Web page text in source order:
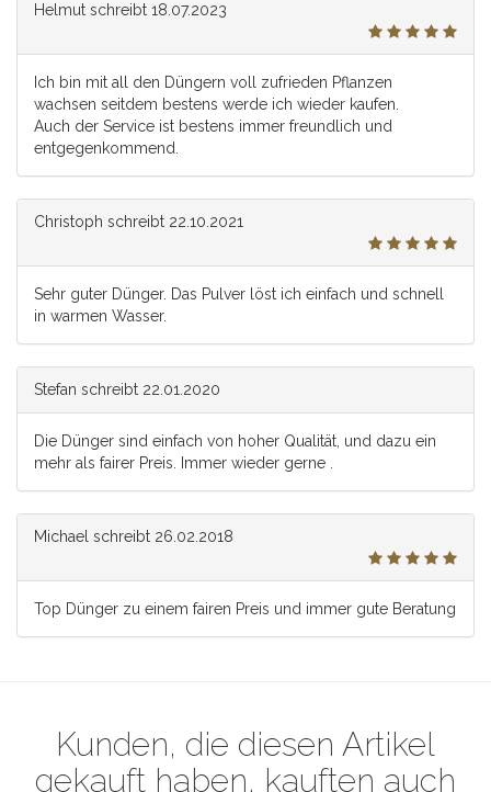
Helmut schreibt 18.07.2023
Ich bin mit all den Düngern voll zufrieden Pflanzen
wachsen seitdem bestens werde ich wieder kaufen.
Auch der Service ist bestens immer freundlich und
entgegenkommend.
Christoph schreibt 22.10.2021
Sehr guter Dünger. Das Pulver löst ich einfach und schnell
in warmen Wasser.
Stefan schreibt 22.01.2020
Die Dünger sind einfach von hoher Qualität, und dazu ein
mehr als fairer Preis. Immer wieder gerne .
Michael schreibt 26.02.2018
Top Dünger zu einem fairen Preis und immer gute Beratung
Kunden, die diesen Artikel
gekauft haben, kauften auch